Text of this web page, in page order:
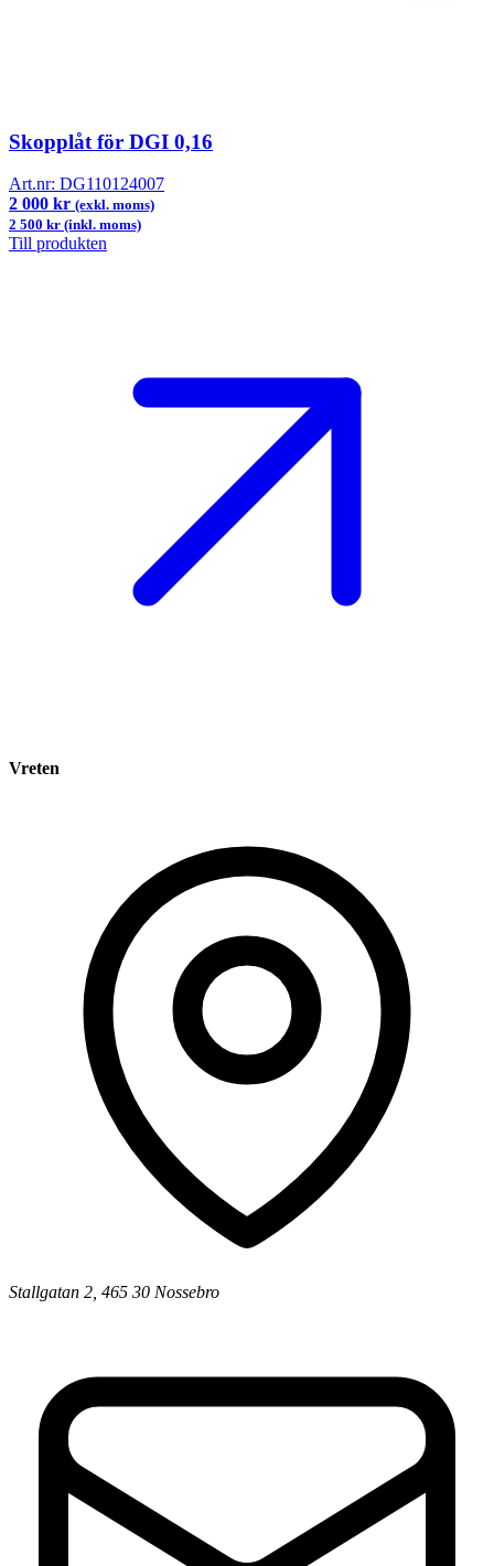
Skopplåt för DGI 0,16
Art.nr: DG110124007
2 000 kr (exkl. moms)
2 500 kr (inkl. moms)
Till produkten
Vreten
Stallgatan 2, 465 30 Nossebro